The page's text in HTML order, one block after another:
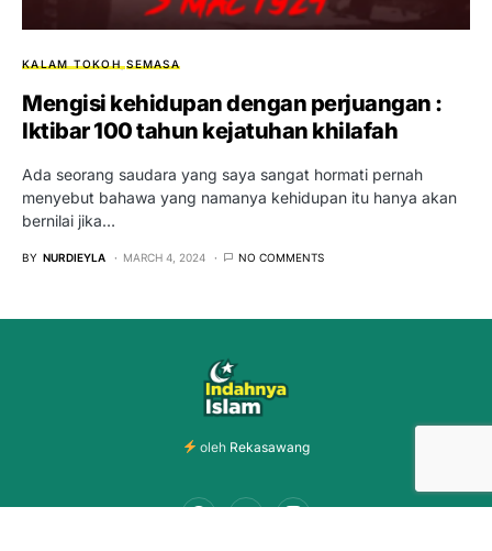
KALAM TOKOH SEMASA
Mengisi kehidupan dengan perjuangan :
Iktibar 100 tahun kejatuhan khilafah
Ada seorang saudara yang saya sangat hormati pernah
menyebut bahawa yang namanya kehidupan itu hanya akan
bernilai jika…
BY NURDIEYLA MARCH 4, 2024 NO COMMENTS
oleh Rekasawang